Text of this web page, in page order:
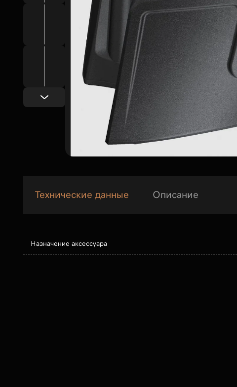
Технические данные Описание
Назначение аксессуара